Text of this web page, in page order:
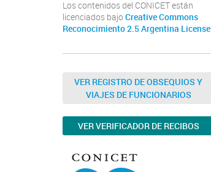
Los contenidos del CONICET están
licenciados bajo Creative Commons
Reconocimiento 2.5 Argentina License
VER REGISTRO DE OBSEQUIOS Y
VIAJES DE FUNCIONARIOS
VER VERIFICADOR DE RECIBOS